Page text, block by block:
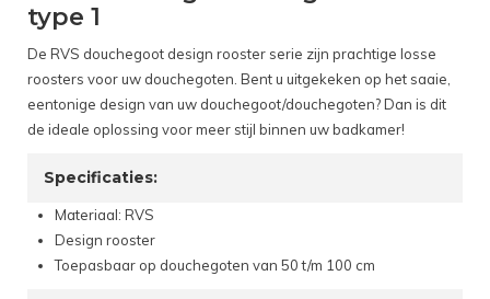
type 1
De RVS douchegoot design rooster serie zijn prachtige losse
roosters voor uw douchegoten. Bent u uitgekeken op het saaie,
eentonige design van uw douchegoot/douchegoten? Dan is dit
de ideale oplossing voor meer stijl binnen uw badkamer!
Specificaties:
Materiaal: RVS
Design rooster
Toepasbaar op douchegoten van 50 t/m 100 cm